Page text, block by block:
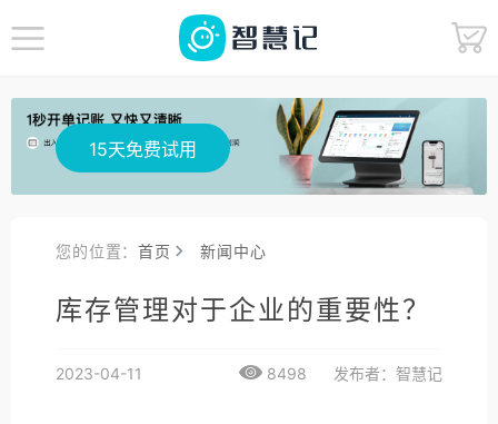
15天免费试用
您的位置：首页 新闻中心
库存管理对于企业的重要性？
2023-04-11 8498 发布者：智慧记